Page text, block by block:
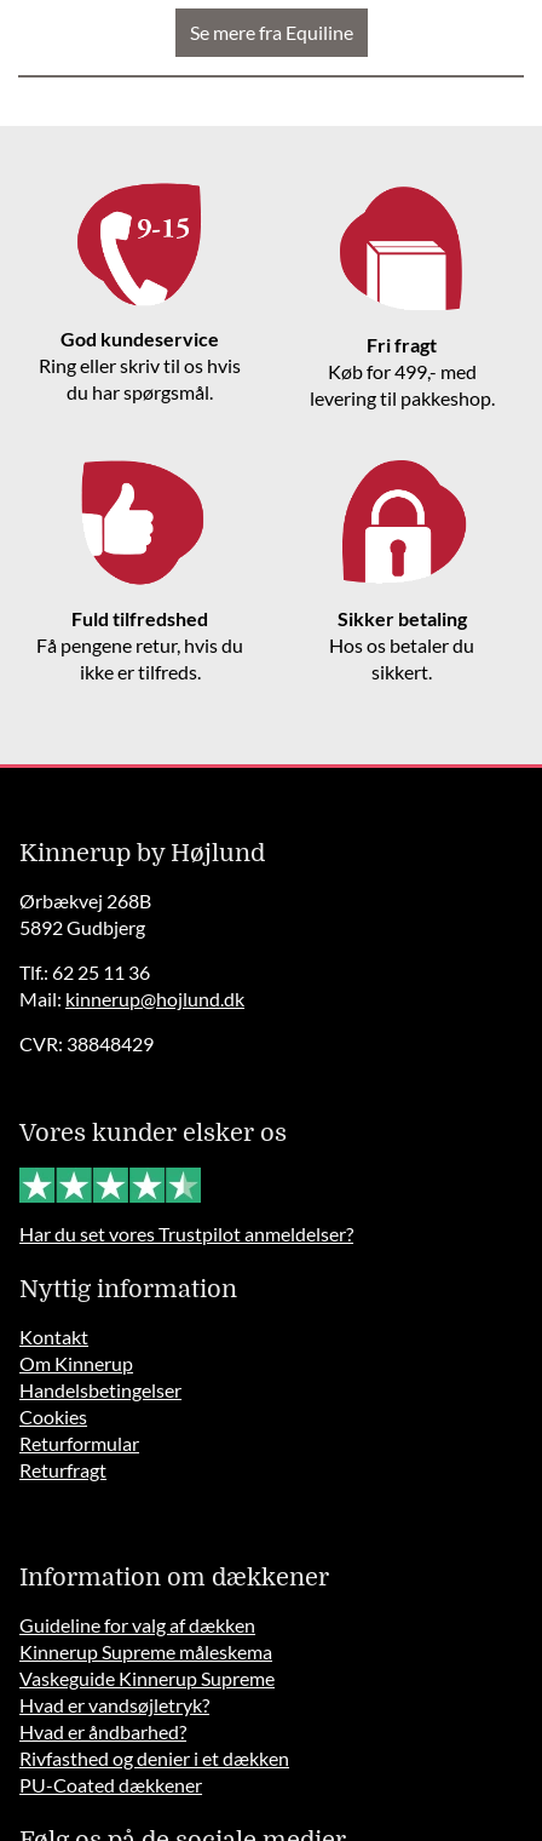
Se mere fra Equiline
God kundeservice
Ring eller skriv til os hvis
du har spørgsmål.
Fri fragt
Køb for 499,- med
levering til pakkeshop.
Fuld tilfredshed
Få pengene retur, hvis du
ikke er tilfreds.
Sikker betaling
Hos os betaler du
sikkert.
Kinnerup by Højlund
Ørbækvej 268B
5892 Gudbjerg
Tlf.: 62 25 11 36
Mail: kinnerup@hojlund.dk
CVR: 38848429
Vores kunder elsker os
Har du set vores Trustpilot anmeldelser?
Nyttig information
Kontakt
Om Kinnerup
Handelsbetingelser
Cookies
Returformular
Returfragt
Information om dækkener
Guideline for valg af dækken
Kinnerup Supreme måleskema
Vaskeguide Kinnerup Supreme
Hvad er vandsøjletryk?
Hvad er åndbarhed?
Rivfasthed og denier i et dækken
PU-Coated dækkener